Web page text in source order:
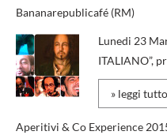
Bananarepublicafé (RM)
Lunedi 23
ITALIANO”,
» leggi tutto
Aperitivi & Co Experience